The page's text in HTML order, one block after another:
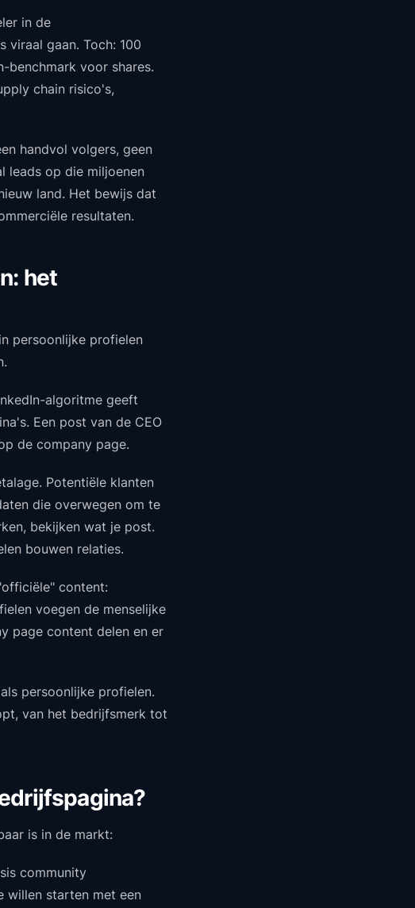
in de
viraal gaan. Toch: 100
benchmark voor shares.
chain risico's,
handvol volgers, geen
leads op die miljoenen
land. Het bewijs dat
resultaten.
het
persoonlijke profielen
algoritme geeft
Een post van de CEO
de company page.
Potentiële klanten
die overwegen om te
bekijken wat je post.
bouwen relaties.
content:
voegen de menselijke
page content delen en er
persoonlijke profielen.
van het bedrijfsmerk tot
is in de markt:
community
willen starten met een